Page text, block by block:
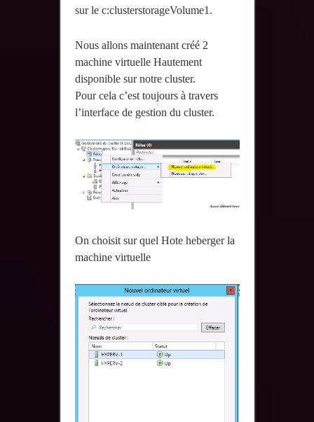
sur le c:clusterstorageVolume1.
Nous allons maintenant créé 2
machine virtuelle Hautement
disponible sur notre cluster.
Pour cela c’est toujours à travers
l’interface de gestion du cluster.
On choisit sur quel Hote heberger la
machine virtuelle